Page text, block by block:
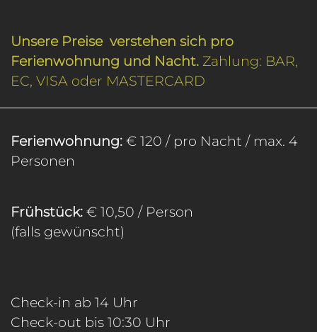
Unsere Preise verstehen sich pro
Ferienwohnung und Nacht. Zahlung: BAR,
EC, VISA oder MASTERCARD
Ferienwohnung: € 120 / pro Nacht / max. 4
Personen
Frühstück: € 10,50 / Person
(falls gewünscht)
Check-in ab 14 Uhr
Check-out bis 10:30 Uhr